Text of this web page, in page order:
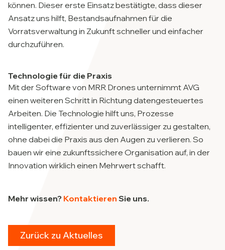
können. Dieser erste Einsatz bestätigte, dass dieser
Ansatz uns hilft, Bestandsaufnahmen für die
Vorratsverwaltung in Zukunft schneller und einfacher
durchzuführen.
Technologie für die Praxis
Mit der Software von MRR Drones unternimmt AVG
einen weiteren Schritt in Richtung datengesteuertes
Arbeiten. Die Technologie hilft uns, Prozesse
intelligenter, effizienter und zuverlässiger zu gestalten,
ohne dabei die Praxis aus den Augen zu verlieren. So
bauen wir eine zukunftssichere Organisation auf, in der
Innovation wirklich einen Mehrwert schafft.
Mehr wissen? Kontaktieren Sie uns.
Zurück zu Aktuelles